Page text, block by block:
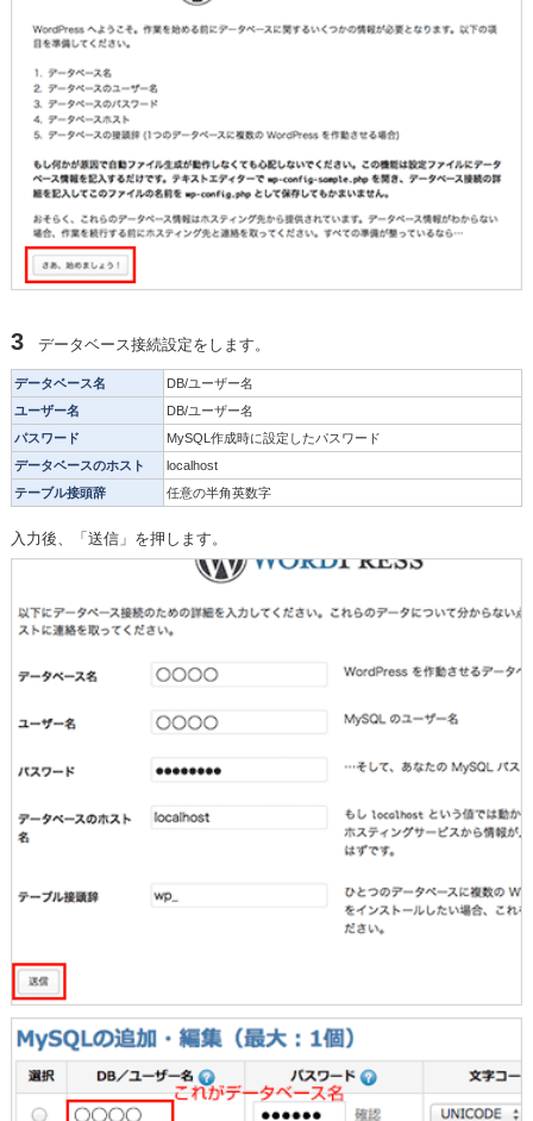
3 データベース接続設定をします。
データベース名
DB/ユーザー名
ユーザー名
DB/ユーザー名
パスワード
MySQL作成時に設定したパスワード
データベースのホスト
localhost
テーブル接頭辞
任意の半角英数字
入力後、「送信」を押します。